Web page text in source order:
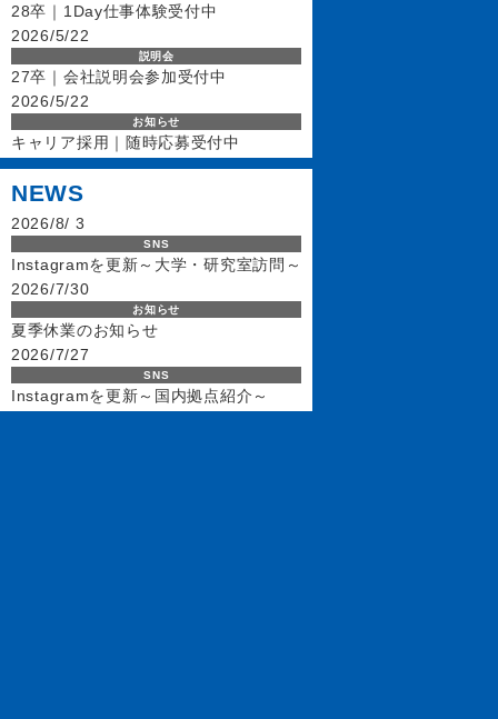
28卒｜1Day仕事体験受付中
2026/5/22
説明会
27卒｜会社説明会参加受付中
2026/5/22
お知らせ
キャリア採用｜随時応募受付中
NEWS
2026/8/ 3
SNS
Instagramを更新～大学・研究室訪問～
2026/7/30
お知らせ
夏季休業のお知らせ
2026/7/27
SNS
Instagramを更新～国内拠点紹介～